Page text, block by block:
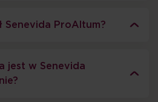
Senevida ProAltum?
jest w Senevida